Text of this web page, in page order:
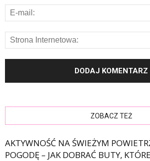
ZOBACZ TEŻ
AKTYWNOŚĆ NA ŚWIEŻYM
POGODĘ – JAK DOBRAĆ BUTY,